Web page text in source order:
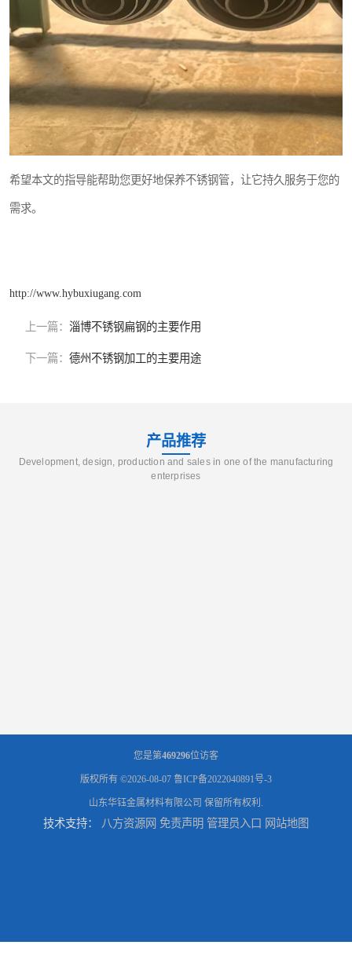
希望本文的指导能帮助您更好地保养不锈钢管，让它持久服务于您的
需求。
http://www.hybuxiugang.com
上一篇： 淄博不锈钢扁钢的主要作用
下一篇： 德州不锈钢加工的主要用途
产品推荐
Development, design, production and sales in one of the manufacturing
enterprises
您是第469296位访客
版权所有 ©2026-08-07 鲁ICP备2022040891号-3
山东华钰金属材料有限公司 保留所有权利.
技术支持： 八方资源网 免责声明 管理员入口 网站地图